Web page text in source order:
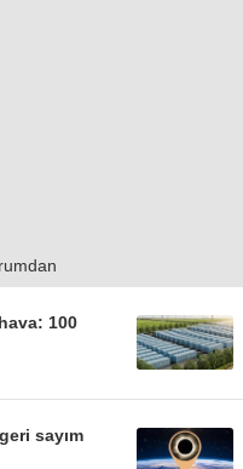
100
sayım